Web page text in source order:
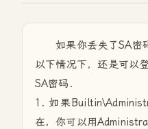
如果你丢失了SA密
以下情况下，还是可以
SA密码.
1. 如果
在，你可以用